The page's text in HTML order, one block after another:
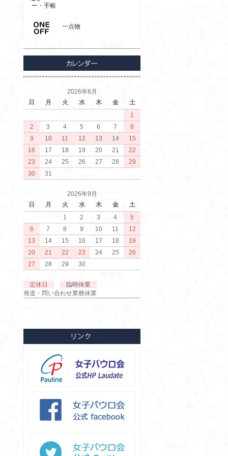
ー・手帳
一点物
2026年8月
日
月 火 水 木 金
土
1
2
3 4 5 6 7
8
9
10 11 12 13 14
15
16
17 18 19 20 21
22
23
24 25 26 27 28
29
30
31
2026年9月
日
月 火 水 木 金
土
1
2 3 4
5
6
7 8 9 10 11
12
13
14 15 16 17 18
19
20
21 22 23 24 25
26
27
28 29 30
定休日
臨時休業
発送・問い合わせ業務休業